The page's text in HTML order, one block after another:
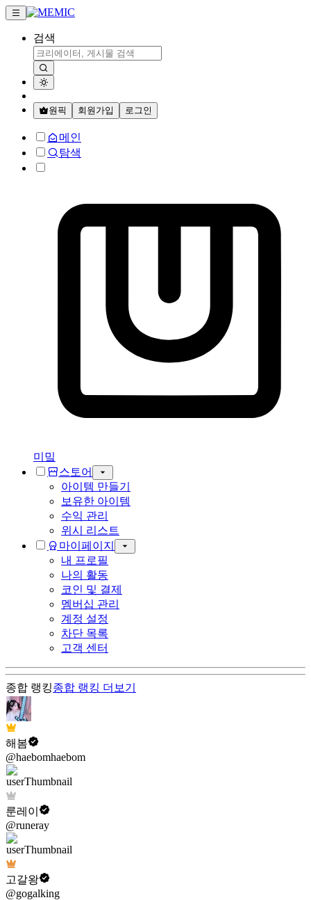
검색
원픽 회원가입 로그인
메인
탐색
미밐
스토어
아이템 만들기
보유한 아이템
수익 관리
위시 리스트
마이페이지
내 프로필
나의 활동
코인 및 결제
멤버십 관리
계정 설정
차단 목록
고객 센터
종합 랭킹종합 랭킹 더보기
해봄
@haebomhaebom
룬레이
@runeray
고갈왕
@gogalking